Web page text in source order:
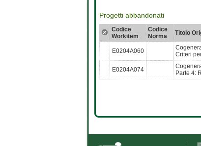
Progetti abbandonati
Codice
Workitem
Codice
Norma
Titolo
E0204A060
Criteri
E0204A074
Parte 4: